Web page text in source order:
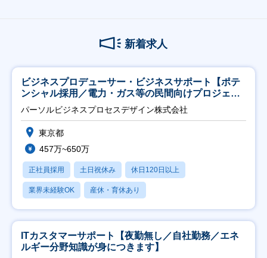
新着求人
ビジネスプロデューサー・ビジネスサポート【ポテ
ンシャル採用／電力・ガス等の民間向けプロジェク
ト推進】
パーソルビジネスプロセスデザイン株式会社
東京都
457万~650万
正社員採用 土日祝休み 休日120日以上
業界未経験OK 産休・育休あり
ITカスタマーサポート【夜勤無し／自社勤務／エネ
ルギー分野知識が身につきます】